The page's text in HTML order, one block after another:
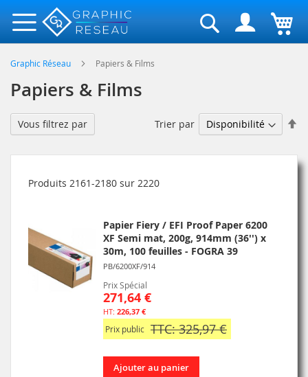
Rechercher
Graphic Réseau Papiers & Films
Papiers & Films
Produits 2161-2180 sur 2220
Trier par
Papier Fiery / EFI Proof Paper 6200
XF Semi mat, 200g, 914mm (36'') x
30m, 100 feuilles - FOGRA 39
PB/6200XF/914
Prix Spécial
271,64 €
226,37 €
Prix public TTC: 325,97 €
Ajouter au panier
Vous filtrez par